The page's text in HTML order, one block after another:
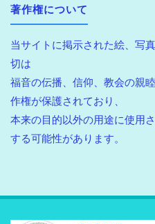
著作権について
当サイトに掲示された絵、写
切は
福音の伝播、信仰、教会の親
作権が保護されており、
本来の目的以外の用途に使用
する可能性があります。